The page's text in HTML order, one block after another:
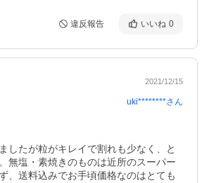
違反報告 いいね 0
2021/12/15
uki********さん
したが粒がキレイで割れも少なく、と
無塩・素焼きのものは近所のスーパー
、送料込みでお手頃価格なのはとても